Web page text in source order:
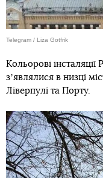
Telegram / Liza Gotfrik
Кольорові інсталяції
зʼявлялися в низці
Ліверпулі та Порту.